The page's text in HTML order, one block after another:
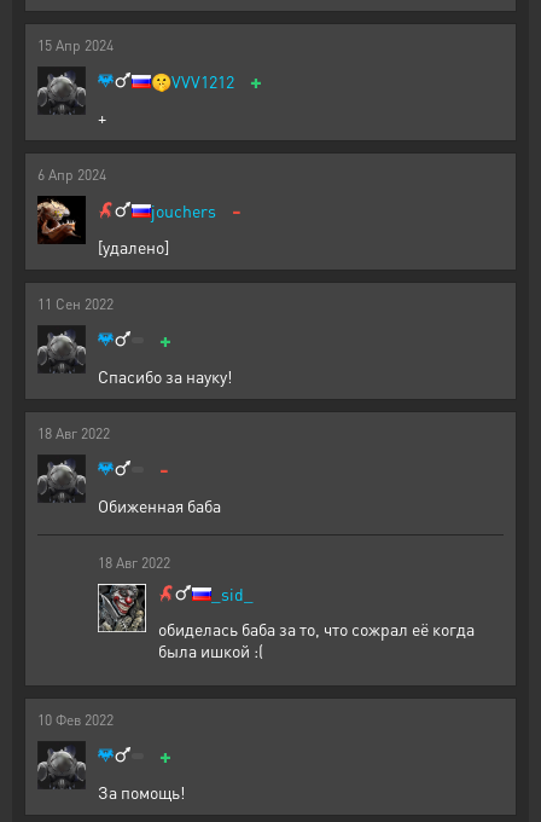
15 Апр 2024
🤫VVV1212 +
+
6 Апр 2024
jouchers -
[удалено]
11 Сен 2022
+
Спасибо за науку!
18 Авг 2022
-
Обиженная баба
18 Авг 2022
_sid_
обиделась баба за то, что сожрал её когда
была ишкой :(
10 Фев 2022
+
За помощь!